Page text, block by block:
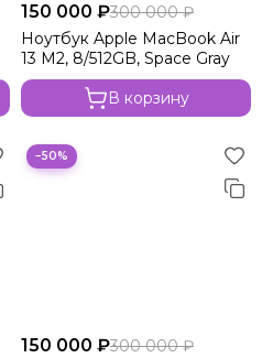
150 000 ₽300 000 ₽
Ноутбук Apple MacBook Air
13 M2, 8/512GB, Space Gray
В корзину
−50%
150 000 ₽300 000 ₽